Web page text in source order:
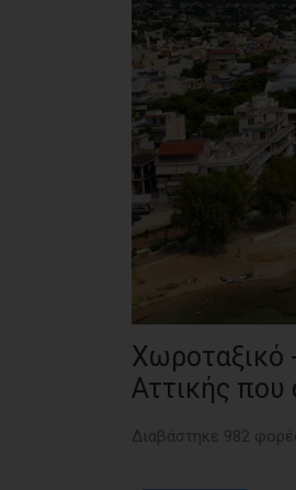
ΑΓΓΕΛΙΕΣ
ΕΦΗΜΕΡΙΔΕΣ
OΔΗΓΟΣ
ΨΙΘΥΡΟΙ
ΑΠΟΣΤΟΛΗ
Χωροταξικό
Αττικής που
Διαβάστηκε 982